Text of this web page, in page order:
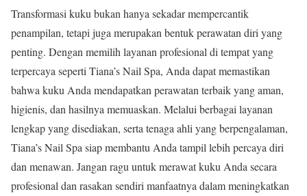
Transformasi kuku bukan hanya sekadar mempercantik
penampilan, tetapi juga merupakan bentuk perawatan diri yang
penting. Dengan memilih layanan profesional di tempat yang
terpercaya seperti Tiana’s Nail Spa, Anda dapat memastikan
bahwa kuku Anda mendapatkan perawatan terbaik yang aman,
higienis, dan hasilnya memuaskan. Melalui berbagai layanan
lengkap yang disediakan, serta tenaga ahli yang berpengalaman,
Tiana’s Nail Spa siap membantu Anda tampil lebih percaya diri
dan menawan. Jangan ragu untuk merawat kuku Anda secara
profesional dan rasakan sendiri manfaatnya dalam meningkatkan